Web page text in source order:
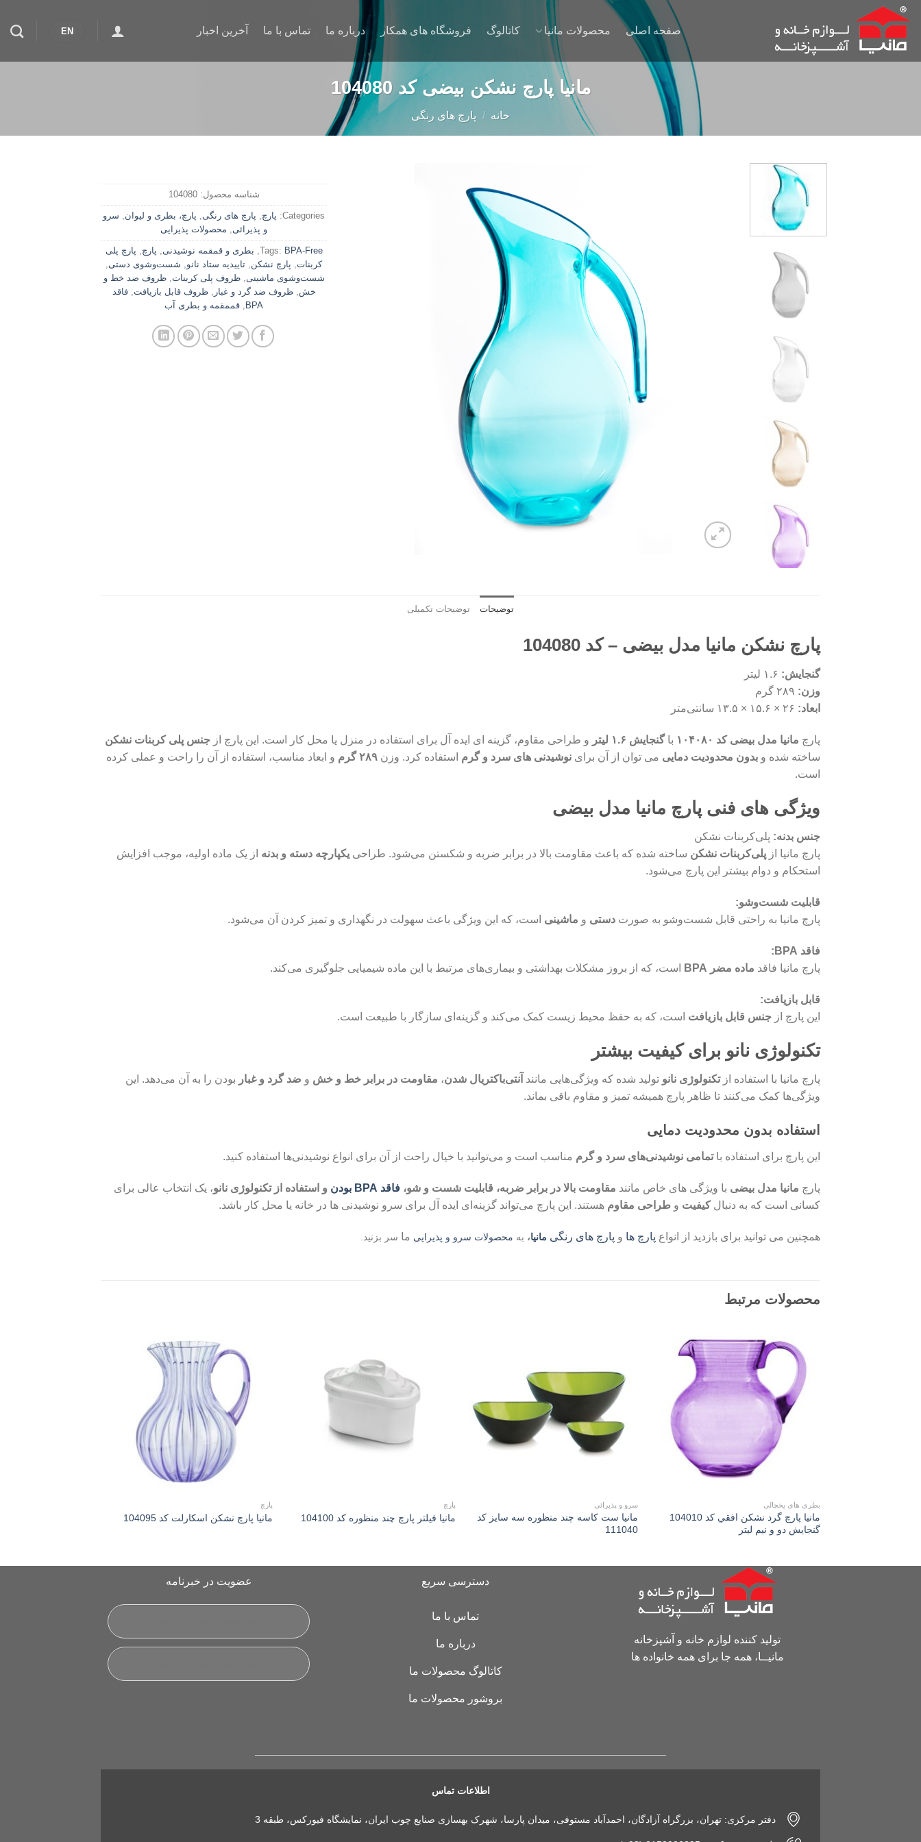
Skip
content
صفحه اصلی محصولات مانیا کاتالوگ فروشگاه های همکار درباره ما تماس با ما آخرین اخبار EN
مانیا پارچ نشکن بیضی کد 104080
خانه / پارچ های رنگی
شناسه محصول:104080
Categories: پارچ, پارچ های رنگی, پارچ، بطری و لیوان, سرو
و پذیرائی, محصولات پذیرایی
Tags: BPA-Free
, بطری و قمقمه نوشیدنی, پارچ, پارچ پلی
کربنات, پارچ نشکن, تاییدیه ستاد نانو, شست‌وشوی دستی,
شست‌وشوی ماشینی,ظروف پلی کربنات,ظروف ضد خط و
خش,ظروف ضد گرد و غبار ,ظروف قابل بازیافت,فاقد
BPA
, قممقمه و بطری آب
توضیحات توضیحات تکمیلی
پارچ نشکن مانیا مدل بیضی – کد 104080
گنجایش:
وزن:
ابعاد:
پارچ مانیا مدل بیضی کد ۱۰۴۰۸۰ باگنجایش ۱.۶ لیتر و طراحی مقاوم، گزینه‌ ای ایده‌ آل برای استفاده در منزل یا محل کار است. این پارچ از جنس پلی‌ کربنات نشکن
ساخته شده و بدون محدودیت دمایی می‌ توان از آن برای نوشیدنی‌ های سرد و گرم استفاده کرد. وزن ۲۸۹ گرم
و ابعاد مناسب، استفاده از آن را راحت و عملی کرده
است.
ویژگی‌ های فنی پارچ مانیا مدل بیضی
جنس بدنه: پلی‌کربنات نشکن
پارچ مانیا از پلی‌کربنات نشکن ساخته شده که باعث مقاومت بالا در برابر ضربه و شکستن می‌شود. طراحی یکپارچه دسته و بدنه از یک ماده اولیه، موجب افزایش
استحکام و دوام بیشتر این پارچ می‌شود.
قابلیت شست‌وشو:
پارچ مانیا به راحتی قابل شست‌وشو به صورت دستی و ماشینی است، که این ویژگی باعث سهولت در نگهداری و تمیز کردن آن می‌شود.
فاقد BPA:
پارچ مانیا فاقد ماده مضر BPA است، که از بروز مشکلات بهداشتی و بیماری‌های مرتبط با این ماده شیمیایی جلوگیری می‌کند.
قابل بازیافت:
این پارچ از جنس قابل بازیافت است، که به حفظ محیط زیست کمک می‌کند و گزینه‌ای سازگار با طبیعت است.
تکنولوژی نانو برای کیفیت بیشتر
پارچ مانیا با استفاده ازتکنولوژی نانو تولید شده که ویژگی‌هایی مانند آنتی‌باکتریال شدن، مقاومت در برابر خط و خش و ضد گرد و غبار بودن را به آن می‌دهد. این
ویژگی‌ها کمک می‌کنند تا ظاهر پارچ همیشه تمیز و مقاوم باقی بماند.
استفاده بدون محدودیت دمایی
این پارچ برای استفاده باتمامی نوشیدنی‌های سرد و گرم مناسب است و می‌توانید با خیال راحت از آن برای انواع نوشیدنی‌ها استفاده کنید.
پارچ مانیا مدل بیضی با ویژگی‌ های خاص مانند مقاومت بالا در برابر ضربه، قابلیت شست‌ و شو، فاقد BPA بودن و استفاده از تکنولوژی نانو، یک انتخاب عالی برای
کسانی است که به دنبالکیفیت و طراحی مقاوم هستند. این پارچ می‌تواند گزینه‌ای ایده‌ آل برای سرو نوشیدنی‌ ها در خانه یا محل کار باشد.
همچنین می توانید برای بازدید از انواع پارچ ها و پارچ های رنگی مانیا، به محصولات سرو و پذیرایی ما سر بزنید.
محصولات مرتبط
wishlist
بطری های یخچالی
مانیا پارچ گرد نشکن افقي کد 104010
گنجایش دو و نیم لیتر
سرو و پذیرائی
مانیا ست کاسه چند منظوره سه سایز کد
111040
پارچ
مانیا فیلتر پارچ چند منظوره کد 104100
پارچ
مانیا پارچ نشکن اسکارلت کد 104095
تولید کننده لوازم خانه و آشپزخانه
مانیــا، همه جا برای همه خانواده ها
دسترسی سریع
تماس با ما
درباره ما
کاتالوگ محصولات ما
بروشور محصولات ما
عضویت در خبرنامه
اطلاعات تماس
دفتر مرکزی: تهران، بزرگراه آزادگان، احمدآباد مستوفی، میدان پارسا، شهرک بهسازی صنایع چوب ایران، نمایشگاه فیورکس، طبقه 3